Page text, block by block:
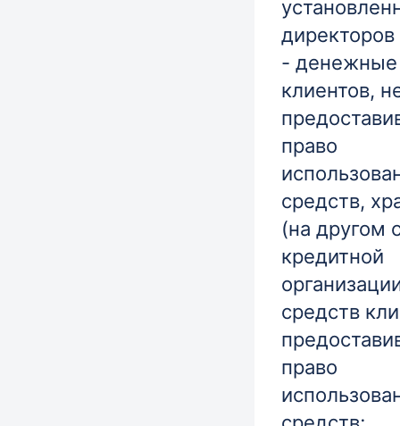
- денежные
клиентов,
право
средств,
(на другом
кредитной
средств
право